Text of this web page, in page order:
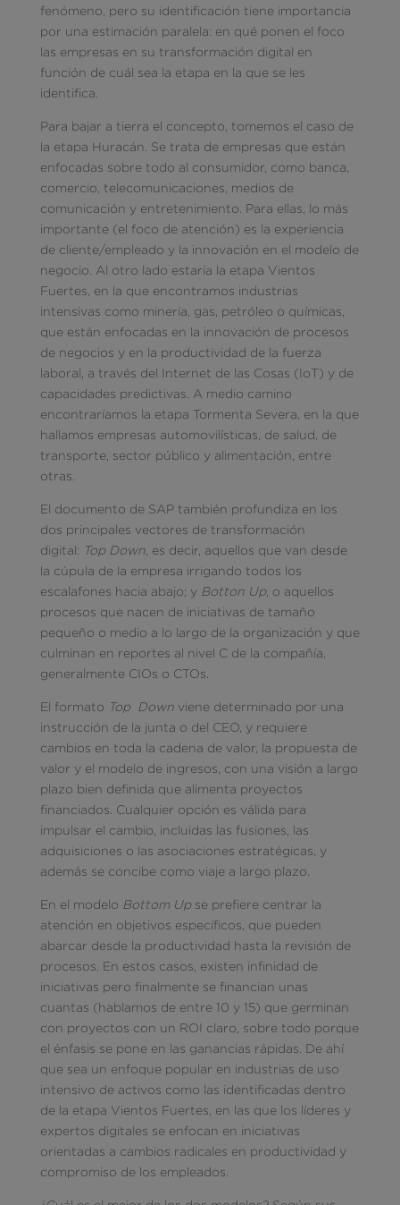
fenómeno, pero su identificación tiene importancia
por una estimación paralela: en qué ponen el foco
las empresas en su transformación digital en
función de cuál sea la etapa en la que se les
identifica.
Para bajar a tierra el concepto, tomemos el caso de
la etapa Huracán. Se trata de empresas que están
enfocadas sobre todo al consumidor, como banca,
comercio, telecomunicaciones, medios de
comunicación y entretenimiento. Para ellas, lo más
importante (el foco de atención) es la experiencia
de cliente/empleado y la innovación en el modelo de
negocio. Al otro lado estaría la etapa Vientos
Fuertes, en la que encontramos industrias
intensivas como minería, gas, petróleo o químicas,
que están enfocadas en la innovación de procesos
de negocios y en la productividad de la fuerza
laboral, a través del Internet de las Cosas (IoT) y de
capacidades predictivas. A medio camino
encontraríamos la etapa Tormenta Severa, en la que
hallamos empresas automovilísticas, de salud, de
transporte, sector público y alimentación, entre
otras.
El documento de SAP también profundiza en los
dos principales vectores de transformación
digital: Top Down, es decir, aquellos que van desde
la cúpula de la empresa irrigando todos los
escalafones hacia abajo; y Botton Up, o aquellos
procesos que nacen de iniciativas de tamaño
pequeño o medio a lo largo de la organización y que
culminan en reportes al nivel C de la compañía,
generalmente CIOs o CTOs.
El formato Top Downviene determinado por una
instrucción de la junta o del CEO, y requiere
cambios en toda la cadena de valor, la propuesta de
valor y el modelo de ingresos, con una visión a largo
plazo bien definida que alimenta proyectos
financiados. Cualquier opción es válida para
impulsar el cambio, incluidas las fusiones, las
adquisiciones o las asociaciones estratégicas, y
además se concibe como viaje a largo plazo.
En el modelo Bottom Up se prefiere centrar la
atención en objetivos específicos, que pueden
abarcar desde la productividad hasta la revisión de
procesos. En estos casos, existen infinidad de
iniciativas pero finalmente se financian unas
cuantas (hablamos de entre 10 y 15) que germinan
con proyectos con un ROI claro, sobre todo porque
el énfasis se pone en las ganancias rápidas. De ahí
que sea un enfoque popular en industrias de uso
intensivo de activos como las identificadas dentro
de la etapa Vientos Fuertes, en las que los líderes y
expertos digitales se enfocan en iniciativas
orientadas a cambios radicales en productividad y
compromiso de los empleados.